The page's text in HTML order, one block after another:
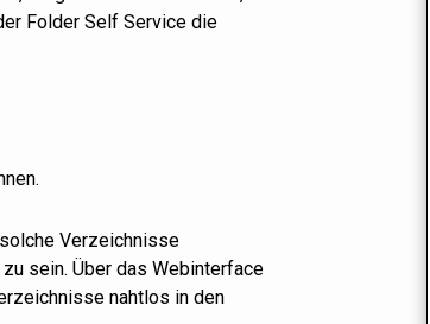
Folder Self Service die
Verzeichnisse
sein. Über das Webinterface
nahtlos in den